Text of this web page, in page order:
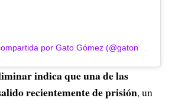
indica que una de las
recientemente de prisión, un